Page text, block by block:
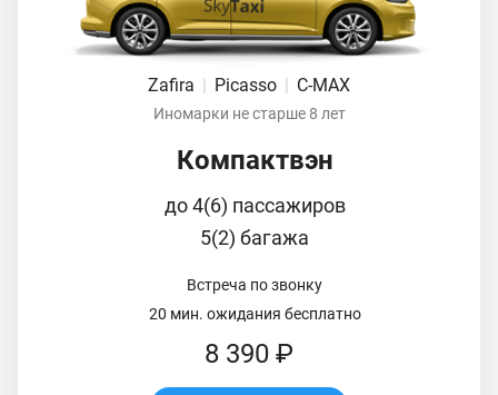
Zafira | Picasso | C-MAX
Иномарки не старше 8 лет
Компактвэн
до 4(6) пассажиров
5(2) багажа
Встреча по звонку
20 мин. ожидания бесплатно
8 390 ₽